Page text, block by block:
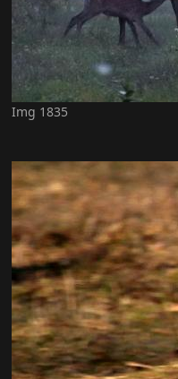
Img 1835